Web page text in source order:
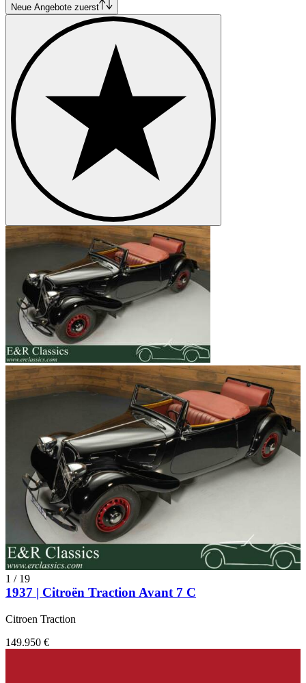
Citroën SM
Citroën Typ C
Citroën Typ H
Neue Angebote zuerst
1 / 19
1937 | Citroën Traction Avant 7 C
Citroen Traction
149.950 €